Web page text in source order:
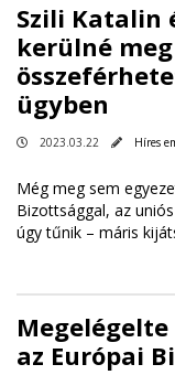
Szili Katalin
kerülné
ügyben
2023.03.22 Híres
Még meg sem
Bizottsággal, az
úgy tűnik – máris
az Európai